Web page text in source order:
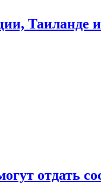
Таиланде
отдать